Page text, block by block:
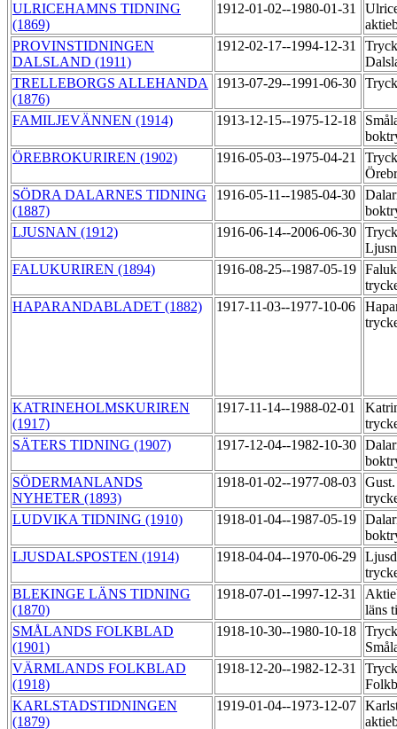
ULRICEHAMNS TIDNING
(1869)
1912-01-02--1980-01-31
PROVINSTIDNINGEN
DALSLAND (1911)
1912-02-17--1994-12-31
TRELLEBORGS ALLEHANDA
(1876)
1913-07-29--1991-06-30
FAMILJEVÄNNEN (1914) 1913-12-15--1975-12-18
ÖREBROKURIREN (1902)
1916-05-03--1975-04-21
SÖDRA DALARNES TIDNING
(1887)
1916-05-11--1985-04-30
LJUSNAN (1912)
1916-06-14--2006-06-30
FALUKURIREN (1894)
1916-08-25--1987-05-19
HAPARANDABLADET (1882)
1917-11-03--1977-10-06
KATRINEHOLMSKURIREN
(1917)
1917-11-14--1988-02-01
SÄTERS TIDNING (1907)
1917-12-04--1982-10-30
SÖDERMANLANDS
NYHETER (1893)
1918-01-02--1977-08-03
LUDVIKA TIDNING (1910)
1918-01-04--1987-05-19
LJUSDALSPOSTEN (1914)
1918-04-04--1970-06-29
BLEKINGE LÄNS TIDNING
(1870)
1918-07-01--1997-12-31
läns
SMÅLANDS FOLKBLAD
(1901)
1918-10-30--1980-10-18
VÄRMLANDS FOLKBLAD
(1918)
1918-12-20--1982-12-31
KARLSTADSTIDNINGEN
(1879)
1919-01-04--1973-12-07